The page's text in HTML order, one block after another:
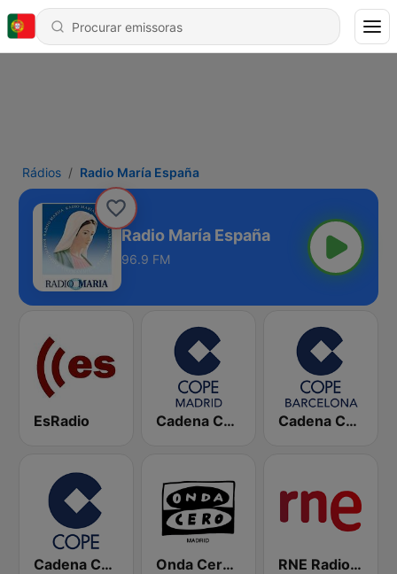
Rádios Radio María España
Radio María España
96.9 FM
EsRadio Cadena COPE Madrid Cadena COPE Barcelona FM
Cadena COPE Onda Cero Madrid RNE Radio Nacional